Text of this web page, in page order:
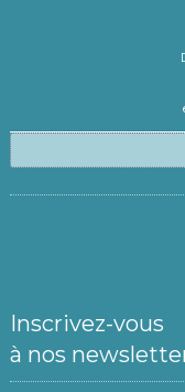
Inscrivez-vous
à nos